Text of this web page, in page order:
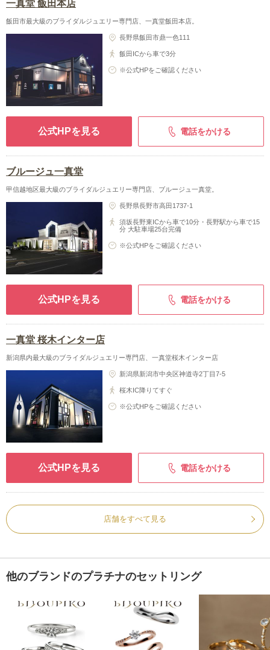
一真堂 飯田本店
飯田市最大級のブライダルジュエリー専門店、一真堂飯田本店。
長野県飯田市鼎一色111
飯田ICから車で3分
※公式HPをご確認ください
公式HPを見る 電話をかける
ブルージュ一真堂
甲信越地区最大級のブライダルジュエリー専門店、ブルージュ一真堂。
長野県長野市高田1737-1
須坂長野東ICから車で10分・長野駅から車で15
分 大駐車場25台完備
※公式HPをご確認ください
公式HPを見る 電話をかける
一真堂 桜木インター店
新潟県内最大級のブライダルジュエリー専門店、一真堂桜木インター店
新潟県新潟市中央区神道寺2丁目7-5
桜木IC降りてすぐ
※公式HPをご確認ください
公式HPを見る 電話をかける
店舗をすべて見る
他のブランドのプラチナのセットリング